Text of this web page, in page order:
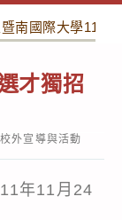
暨南國際大學112
才獨招
校外宣導與活動
年11月24